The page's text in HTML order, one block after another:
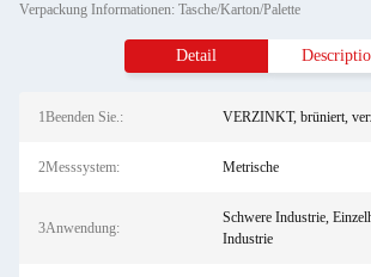
Verpackung Informationen: Tasche/Karton/Palette
Detail
1Beenden Sie.: VERZINKT, brüniert,
2Messsystem: Metrische
3Anwendung:
Schwere Industrie,
Industrie